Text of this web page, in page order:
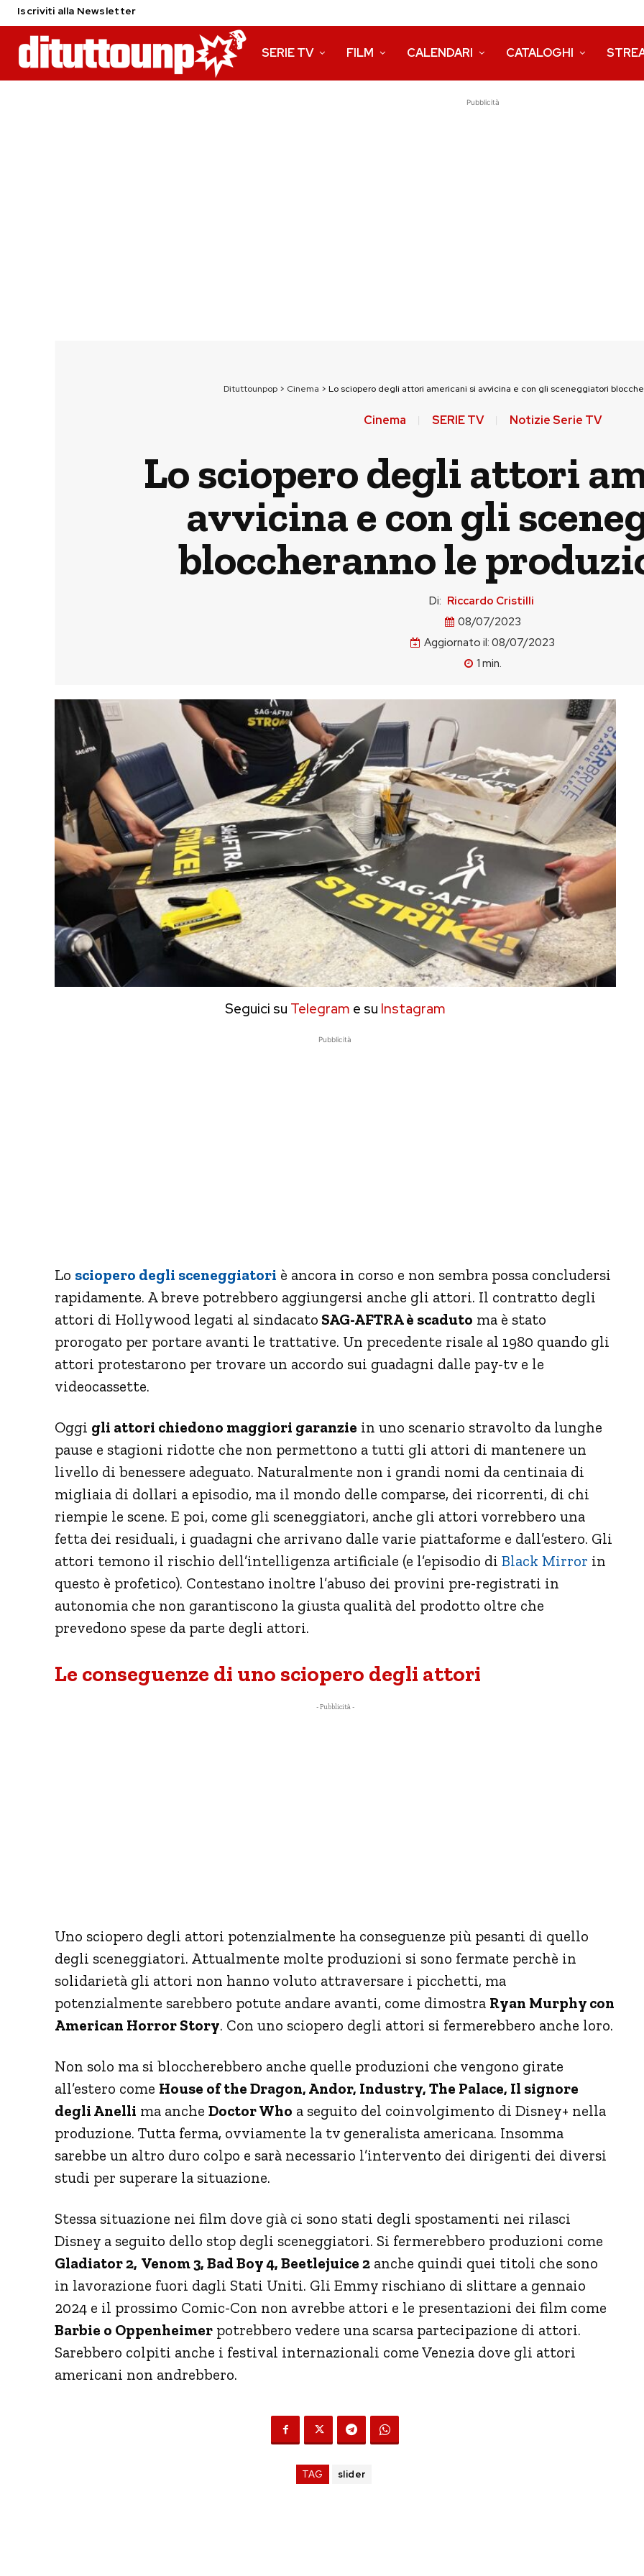
Iscriviti alla Newsletter
SERIE TV FILM CALENDARI CATALOGHI
Pubblicità
Dituttounpop > Cinema > Lo sciopero degli attori americani si avvicina e con gli sceneggiatori
Cinema SERIE TV Notizie Serie TV
Lo sciopero degli attori
avvicina e con gli
bloccheranno le
Di: Riccardo Cristilli
08/07/2023
Aggiornato il: 08/07/2023
1 min.
Seguici su Telegram e su Instagram
Pubblicità
Lo sciopero degli sceneggiatori è ancora in corso e non sembra possa concludersi
rapidamente. A breve potrebbero aggiungersi anche gli attori. Il contratto degli
attori di Hollywood legati al sindacato SAG-AFTRA è scaduto ma è stato
prorogato per portare avanti le trattative. Un precedente risale al 1980 quando gli
attori protestarono per trovare un accordo sui guadagni dalle pay-tv e le
videocassette.
Oggi gli attori chiedono maggiori garanzie in uno scenario stravolto da lunghe
pause e stagioni ridotte che non permettono a tutti gli attori di mantenere un
livello di benessere adeguato. Naturalmente non i grandi nomi da centinaia di
migliaia di dollari a episodio, ma il mondo delle comparse, dei ricorrenti, di chi
riempie le scene. E poi, come gli sceneggiatori, anche gli attori vorrebbero una
fetta dei residuali, i guadagni che arrivano dalle varie piattaforme e dall’estero. Gli
attori temono il rischio dell’intelligenza artificiale (e l’episodio di Black Mirror in
questo è profetico). Contestano inoltre l’abuso dei provini pre-registrati in
autonomia che non garantiscono la giusta qualità del prodotto oltre che
prevedono spese da parte degli attori.
Le conseguenze di uno sciopero degli attori
- Pubblicità -
Uno sciopero degli attori potenzialmente ha conseguenze più pesanti di quello
degli sceneggiatori. Attualmente molte produzioni si sono fermate perchè in
solidarietà gli attori non hanno voluto attraversare i picchetti, ma
potenzialmente sarebbero potute andare avanti, come dimostra Ryan Murphy con
American Horror Story. Con uno sciopero degli attori si fermerebbero anche loro.
Non solo ma si bloccherebbero anche quelle produzioni che vengono girate
all’estero come House of the Dragon, Andor, Industry, The Palace, Il signore
degli Anelli ma anche Doctor Who a seguito del coinvolgimento di Disney+ nella
produzione. Tutta ferma, ovviamente la tv generalista americana. Insomma
sarebbe un altro duro colpo e sarà necessario l’intervento dei dirigenti dei diversi
studi per superare la situazione.
Stessa situazione nei film dove già ci sono stati degli spostamenti nei rilasci
Disney a seguito dello stop degli sceneggiatori. Si fermerebbero produzioni come
Gladiator 2, Venom 3, Bad Boy 4, Beetlejuice 2 anche quindi quei titoli che sono
in lavorazione fuori dagli Stati Uniti. Gli Emmy rischiano di slittare a gennaio
2024 e il prossimo Comic-Con non avrebbe attori e le presentazioni dei film come
Barbie o Oppenheimer potrebbero vedere una scarsa partecipazione di attori.
Sarebbero colpiti anche i festival internazionali come Venezia dove gli attori
americani non andrebbero.
TAG slider